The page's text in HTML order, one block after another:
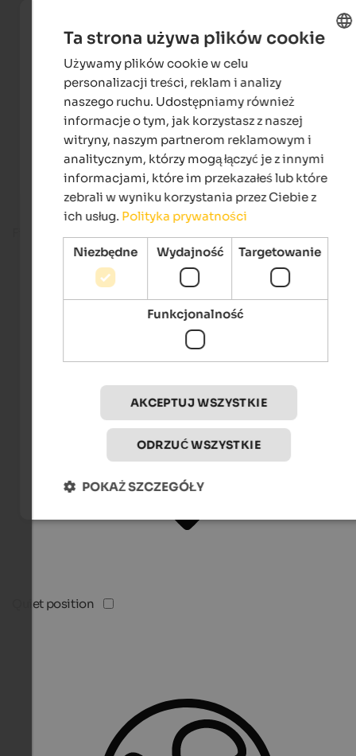
Quiet position
Ta strona używa plików cookie
Używamy plików cookie w celu
personalizacji treści, reklam i analizy
naszego ruchu. Udostępniamy również
informacje o tym, jak korzystasz z naszej
witryny, naszym partnerom reklamowym i
analitycznym, którzy mogą łączyć je z innymi
informacjami, które im przekazałeś lub które
zebrali w wyniku korzystania przez Ciebie z
ich usług. Polityka prywatności
Niezbędne Wydajność Targetowanie
Funkcjonalność
AKCEPTUJ WSZYSTKIE
ODRZUĆ WSZYSTKIE
POKAŻ SZCZEGÓŁY